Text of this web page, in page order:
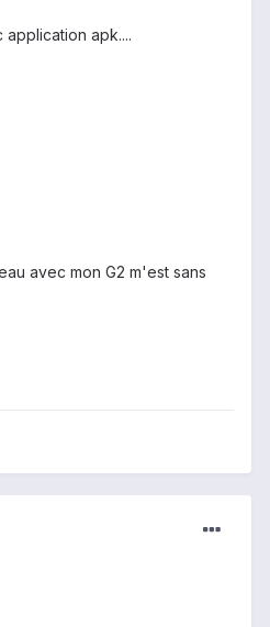
apk....
avec mon G2 m'est sans